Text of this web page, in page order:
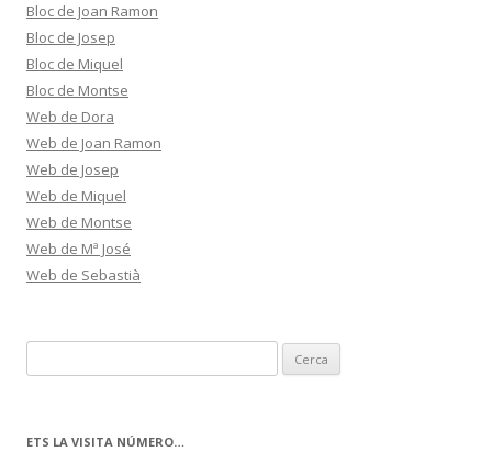
Bloc de Joan Ramon
Bloc de Josep
Bloc de Miquel
Bloc de Montse
Web de Dora
Web de Joan Ramon
Web de Josep
Web de Miquel
Web de Montse
Web de Mª José
Web de Sebastià
e
c
ETS LA VISITA NÚMERO…